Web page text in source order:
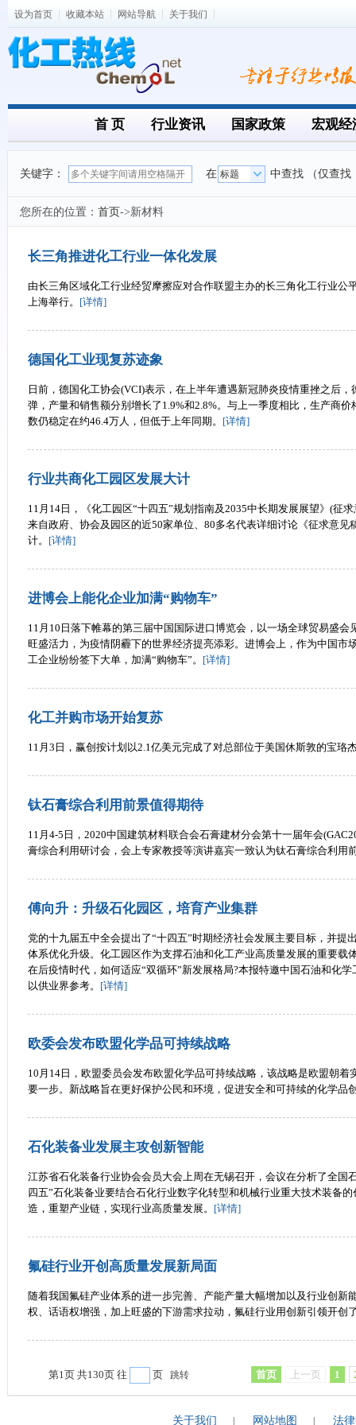
设为首页 收藏本站 网站导航 关于我们
首 页 行业资讯 国家政策 宏观经
关键字： 在 中查找 （仅查找
您所在的位置： 首页->新材料
长三角推进化工行业一体化发展
由长三角区域化工行业经贸摩擦应对合作联盟主办的长三角化工行业公
上海举行。 [详情]
德国化工业现复苏迹象
日前，德国化工协会(VCI)表示，在上半年遭遇新冠肺炎疫情重挫之后
弹，产量和销售额分别增长了1.9%和2.8%。与上一季度相比，生产商
数仍稳定在约46.4万人，但低于上年同期。 [详情]
行业共商化工园区发展大计
11月14日，《化工园区“十四五”规划指南及2035中长期发展展望》(征
来自政府、协会及园区的近50家单位、80多名代表详细讨论《征求意见
计。 [详情]
进博会上能化企业加满“购物车”
11月10日落下帷幕的第三届中国国际进口博览会，以一场全球贸易盛会
旺盛活力，为疫情阴霾下的世界经济提亮添彩。进博会上，作为中国市
工企业纷纷签下大单，加满“购物车”。 [详情]
化工并购市场开始复苏
11月3日，赢创按计划以2.1亿美元完成了对总部位于美国休斯敦的宝珞
钛石膏综合利用前景值得期待 ​
11月4-5日，2020中国建筑材料联合会石膏建材分会第十一届年会
膏综合利用研讨会，会上专家教授等演讲嘉宾一致认为钛石膏综合利用
傅向升：升级石化园区，培育产业集群
党的十九届五中全会提出了“十四五”时期经济社会发展主要目标，并提
体系优化升级。化工园区作为支撑石油和化工产业高质量发展的重要载
在后疫情时代，如何适应“双循环”新发展格局?本报特邀中国石油和化
以供业界参考。 [详情]
欧委会发布欧盟化学品可持续战略
10月14日，欧盟委员会发布欧盟化学品可持续战略，该战略是欧盟朝着
要一步。新战略旨在更好保护公民和环境，促进安全和可持续的化学品
石化装备业发展主攻创新智能
江苏省石化装备行业协会会员大会上周在无锡召开，会议在分析了全国
四五”石化装备业要结合石化行业数字化转型和机械行业重大技术装备
造，重塑产业链，实现行业高质量发展。 [详情]
氟硅行业开创高质量发展新局面
随着我国氟硅产业体系的进一步完善、产能产量大幅增加以及行业创新
权、话语权增强，加上旺盛的下游需求拉动，氟硅行业用创新引领开创
第1页 共130页 往 页 跳转 首页 上一页 1
关于我们 网站地图 法